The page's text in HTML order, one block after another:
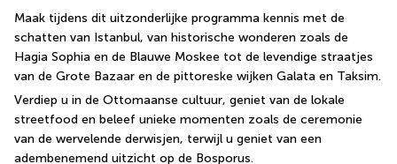
Maak tijdens dit uitzonderlijke programma kennis met de
schatten van Istanbul, van historische wonderen zoals de
Hagia Sophia en de Blauwe Moskee tot de levendige straatjes
van de Grote Bazaar en de pittoreske wijken Galata en Taksim.
Verdiep u in de Ottomaanse cultuur, geniet van de lokale
streetfood en beleef unieke momenten zoals de ceremonie
van de wervelende derwisjen, terwijl u geniet van een
adembenemend uitzicht op de Bosporus.